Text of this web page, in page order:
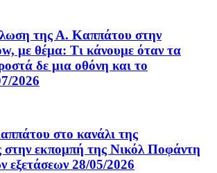
της Α. Καππάτου στην
με θέμα: Τι κάνουμε όταν τα
δε μια οθόνη και το
2026
στο κανάλι της
στην εκπομπή της Νικόλ Ποφάντη
εξετάσεων 28/05/2026